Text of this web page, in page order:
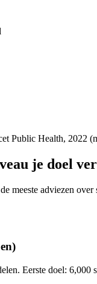
Public Health, 2022
je doel
meeste adviezen
Eerste doel: 6,000